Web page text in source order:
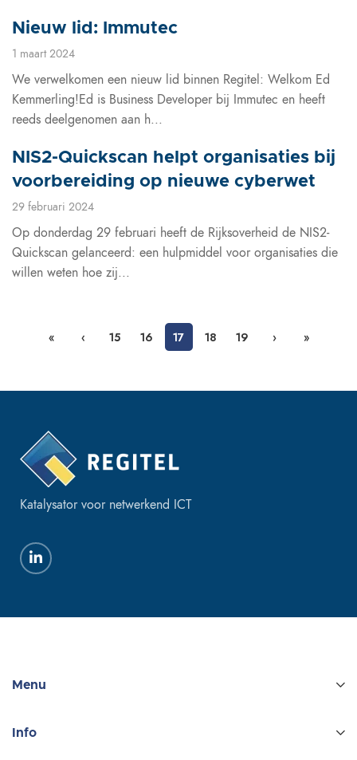
Nieuw lid: Immutec
1 maart 2024
We verwelkomen een nieuw lid binnen Regitel: Welkom Ed
Kemmerling!Ed is Business Developer bij Immutec en heeft
reeds deelgenomen aan h...
NIS2-Quickscan helpt organisaties bij
voorbereiding op nieuwe cyberwet
29 februari 2024
Op donderdag 29 februari heeft de Rijksoverheid de NIS2-
Quickscan gelanceerd: een hulpmiddel voor organisaties die
willen weten hoe zij...
« ‹ 15 16 17 18 19 › »
Katalysator voor netwerkend ICT
Menu
Info